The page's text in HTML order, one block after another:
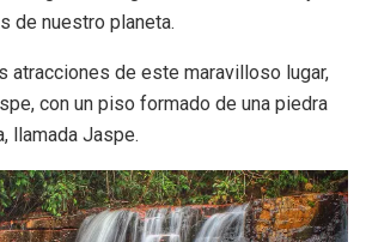
de nuestro planeta.
atracciones de este maravilloso lugar,
con un piso formado de una piedra
llamada Jaspe.